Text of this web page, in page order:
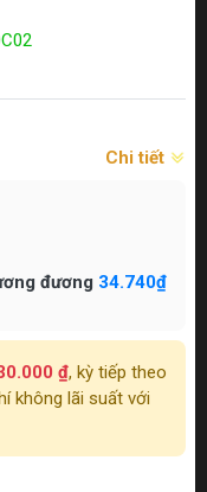
Chi tiết
đương 34.740₫
₫, kỳ tiếp theo
không lãi suất với